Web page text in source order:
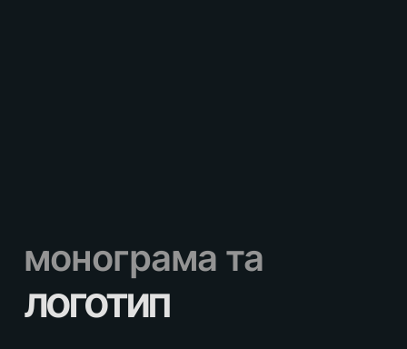
монограма та
логотип